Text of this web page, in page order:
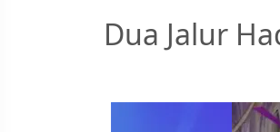
Dua Jalur